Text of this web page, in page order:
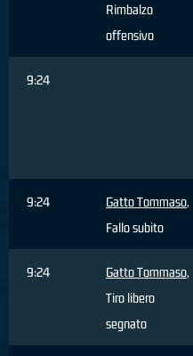
Rimbalzo
offensivo
9:24
9:24 Gatto Tommaso,
Fallo subito
9:24 Gatto Tommaso,
Tiro libero
segnato